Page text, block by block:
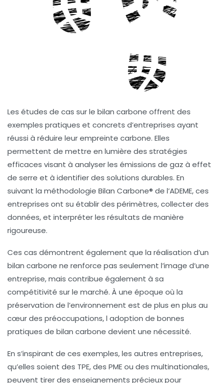
Les études de cas sur le bilan carbone offrent des
exemples pratiques et concrets d’entreprises ayant
réussi à réduire leurempreinte carbone. Elles
permettent de mettre en lumière des stratégies
efficaces visant à analyser les émissions de gaz à effet
de serre et à identifier des solutions durables. En
suivant la méthodologie Bilan Carbone® de l’ADEME, ces
entreprises ont su établir des périmètres, collecter des
données, et interpréter les résultats de manière
rigoureuse.
Ces cas démontrent également que la réalisation d’un
bilan carbone ne renforce pas seulement l’image d’une
entreprise, mais contribue également à sa
compétitivité sur le marché. À une époque où la
préservation de l’environnement est de plus en plus au
cœur des préoccupations, l adoption de bonnes
pratiques de bilan carbone devient une nécessité.
En s’inspirant de ces exemples, les autres entreprises,
qu’elles soient des TPE, des PMEou des multinationales,
peuvent tirer des enseignements précieux pour